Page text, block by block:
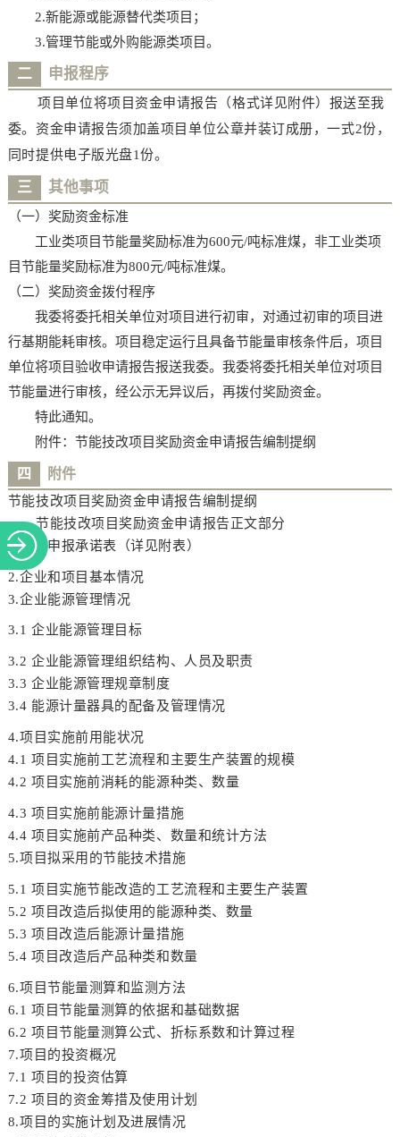
2.新能源或能源替代类项目；
3.管理节能或外购能源类项目。
二 申报程序
项目单位将项目资金申请报告（格式详见附件）报送至我
委。资金申请报告须加盖项目单位公章并装订成册，一式2份，
同时提供电子版光盘1份。
三 其他事项
（一）奖励资金标准
工业类项目节能量奖励标准为600元/吨标准煤，非工业类项
目节能量奖励标准为800元/吨标准煤。
（二）奖励资金拨付程序
我委将委托相关单位对项目进行初审，对通过初审的项目进
行基期能耗审核。项目稳定运行且具备节能量审核条件后，项目
单位将项目验收申请报告报送我委。我委将委托相关单位对项目
节能量进行审核，经公示无异议后，再拨付奖励资金。
特此通知。
附件：节能技改项目奖励资金申请报告编制提纲
四 附件
节能技改项目奖励资金申请报告编制提纲
一、节能技改项目奖励资金申请报告正文部分
1.项目申报承诺表（详见附表）
2.企业和项目基本情况
3.企业能源管理情况
3.1 企业能源管理目标
3.2 企业能源管理组织结构、人员及职责
3.3 企业能源管理规章制度
3.4 能源计量器具的配备及管理情况
4.项目实施前用能状况
4.1 项目实施前工艺流程和主要生产装置的规模
4.2 项目实施前消耗的能源种类、数量
4.3 项目实施前能源计量措施
4.4 项目实施前产品种类、数量和统计方法
5.项目拟采用的节能技术措施
5.1 项目实施节能改造的工艺流程和主要生产装置
5.2 项目改造后拟使用的能源种类、数量
5.3 项目改造后能源计量措施
5.4 项目改造后产品种类和数量
6.项目节能量测算和监测方法
6.1 项目节能量测算的依据和基础数据
6.2 项目节能量测算公式、折标系数和计算过程
7.项目的投资概况
7.1 项目的投资估算
7.2 项目的资金筹措及使用计划
8.项目的实施计划及进展情况